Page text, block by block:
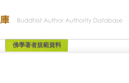
佛學著者規範資料